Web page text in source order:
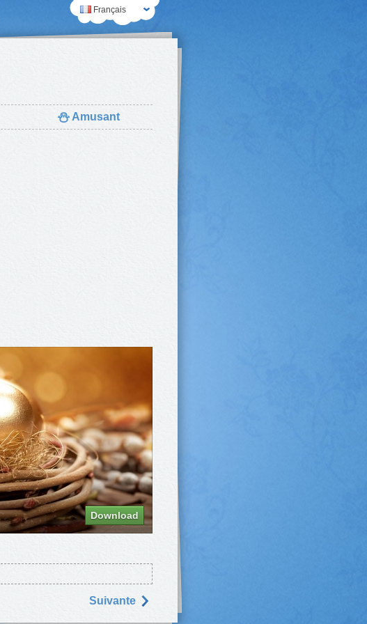
Français
⛄ Amusant
Download
Suivantе